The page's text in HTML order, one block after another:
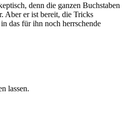
denn die ganzen Buchstaben
Aber er ist bereit, die Tricks
das für ihn noch herrschende
lassen.